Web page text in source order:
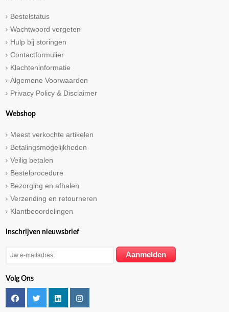
Bestelstatus
Wachtwoord vergeten
Hulp bij storingen
Contactformulier
Klachteninformatie
Algemene Voorwaarden
Privacy Policy & Disclaimer
Webshop
Meest verkochte artikelen
Betalingsmogelijkheden
Veilig betalen
Bestelprocedure
Bezorging en afhalen
Verzending en retourneren
Klantbeoordelingen
Inschrijven nieuwsbrief
Volg Ons